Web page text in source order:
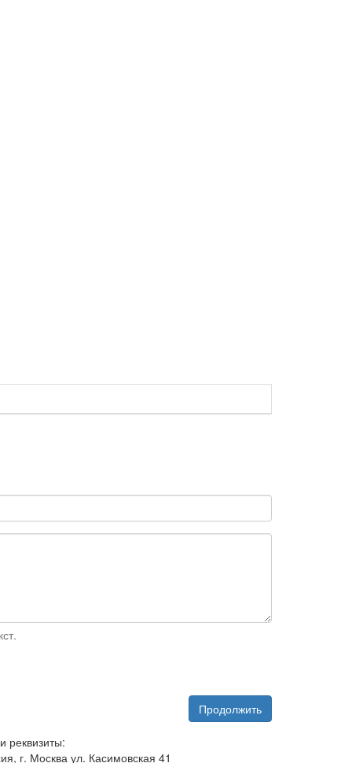
Продолжить
реквизиты:
г. Москва ул. Касимовская 41